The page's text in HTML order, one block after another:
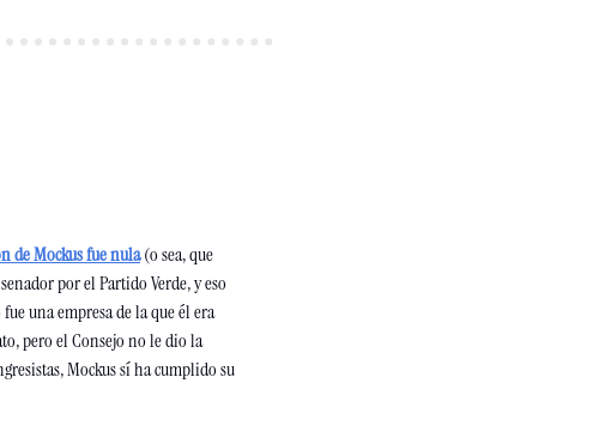
de Mockus fue nula (o sea, que
por el Partido Verde, y eso
una empresa de la que él era
pero el Consejo no le dio la
Mockus sí ha cumplido su